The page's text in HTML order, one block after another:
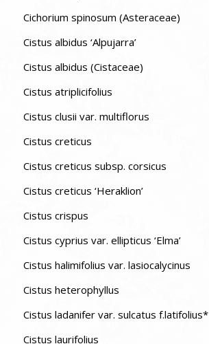
Cichorium spinosum (Asteraceae)
Cistus albidus ‘Alpujarra’
Cistus albidus (Cistaceae)
Cistus atriplicifolius
Cistus clusii var. multiflorus
Cistus creticus
Cistus creticus subsp. corsicus
Cistus creticus ‘Heraklion’
Cistus crispus
Cistus cyprius var. ellipticus ‘Elma’
Cistus halimifolius var. lasiocalycinus
Cistus heterophyllus
Cistus ladanifer var. sulcatus f.latifolius*
Cistus laurifolius